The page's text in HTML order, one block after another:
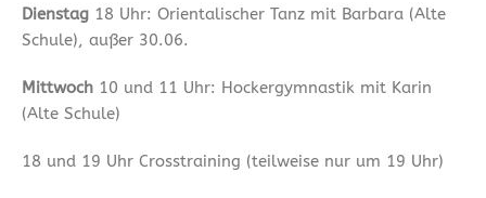
Dienstag 18 Uhr: Orientalischer Tanz mit Barbara (Alte
Schule), außer 30.06.
Mittwoch 10 und 11 Uhr: Hockergymnastik mit Karin
(Alte Schule)
18 und 19 Uhr Crosstraining (teilweise nur um 19 Uhr)